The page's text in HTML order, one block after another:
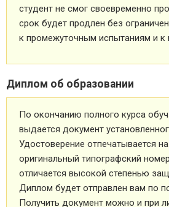
студент не смог своевременно
срок будет продлен без
к промежуточным испытаниям и к
Диплом об образовании
По окончанию полного курса
выдается документ
Удостоверение отпечатывается
оригинальный типографский
отличается высокой степенью
Диплом будет отправлен вам по
Получить документ можно и при